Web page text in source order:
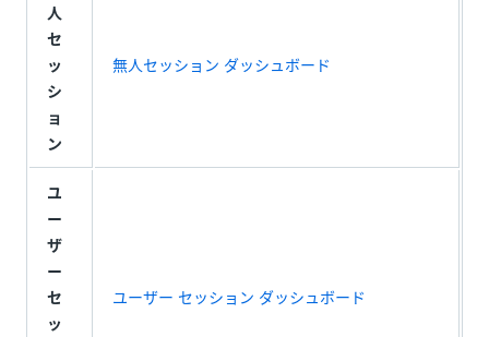
人
セ
ッ
シ
ョ
ン
無人セッション ダッシュボード
ユ
ー
ザ
ー
セ
ッ
ユーザー セッション ダッシュボード